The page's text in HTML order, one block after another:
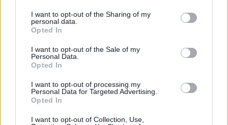
I want to opt-out of the Sharing of my
personal data.
Opted In
I want to opt-out of the Sale of my
Personal Data.
Opted In
I want to opt-out of processing my
Personal Data for Targeted Advertising.
Opted In
I want to opt-out of Collection, Use,
Friends The Reunion: Ο Ross δεν
μπορεί να ξεχάσει την
επανασύνδεση
θρυλικό επεισόδιο
09.06.2021